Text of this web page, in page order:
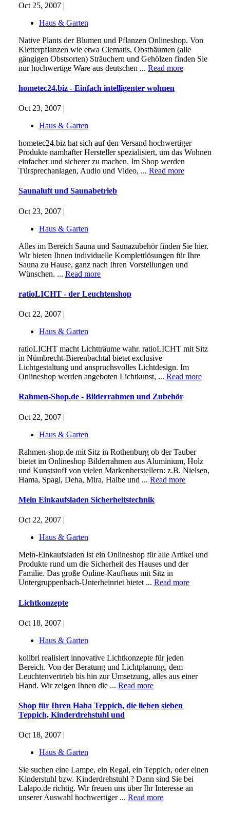
Oct 25, 2007 |
Haus & Garten
Native Plants der Blumen und Pflanzen Onlineshop. Von
Kletterpflanzen wie etwa Clematis, Obstbäumen (alle
gängigen Obstsorten) Sträuchern und Gehölzen finden Sie
nur hochwertige Ware aus deutschen ... Read more
hometec24.biz - Einfach intelligenter wohnen
Oct 23, 2007 |
Haus & Garten
hometec24.biz hat sich auf den Versand hochwertiger
Produkte namhafter Hersteller spezialisiert, um das Wohnen
einfacher und sicherer zu machen. Im Shop werden
Türsprechanlagen, Audio und Video, ... Read more
Saunaluft und Saunabetrieb
Oct 23, 2007 |
Haus & Garten
Alles im Bereich Sauna und Saunazubehör finden Sie hier.
Wir bieten Ihnen individuelle Komplettlösungen für Ihre
Sauna zu Hause, ganz nach Ihren Vorstellungen und
Wünschen. ... Read more
ratioLICHT - der Leuchtenshop
Oct 22, 2007 |
Haus & Garten
ratioLICHT macht Lichtträume wahr. ratioLICHT mit Sitz
in Nümbrecht-Bierenbachtal bietet exclusive
Lichtgestaltung und anspruchsvolles Lichtdesign. Im
Onlineshop werden angeboten Lichtkunst, ... Read more
Rahmen-Shop.de - Bilderrahmen und Zubehör
Oct 22, 2007 |
Haus & Garten
Rahmen-shop.de mit Sitz in Rothenburg ob der Tauber
bietet im Onlineshop Bilderrahmen aus Aluminium, Holz
und Kunststoff von vielen Markenherstellern: z.B. Nielsen,
Hama, Spagl, Deha, Mira, Halbe und ... Read more
Mein Einkaufsladen Sicherheitstechnik
Oct 22, 2007 |
Haus & Garten
Mein-Einkaufsladen ist ein Onlineshop für alle Artikel und
Produkte rund um die Sicherheit des Hauses und der
Familie. Das große Online-Kaufhaus mit Sitz in
Untergruppenbach-Unterheinriet bietet ... Read more
Lichtkonzepte
Oct 18, 2007 |
Haus & Garten
kolibri realisiert innovative Lichtkonzepte für jeden
Bereich. Von der Beratung und Lichtplanung, dem
Leuchtenvertrieb bis hin zur Umsetzung, alles aus einer
Hand. Wir zeigen Ihnen die ... Read more
Shop für Ihren Haba Teppich, die lieben sieben
Teppich, Kinderdrehstuhl und
Oct 18, 2007 |
Haus & Garten
Sie suchen eine Lampe, ein Regal, ein Teppich, oder einen
Kinderstuhl bzw. Kinderdrehstuhl ? Dann sind Sie bei
Lalapo.de richtig. Wir freuen uns über Ihr Interesse an
unserer Auswahl hochwertiger ... Read more